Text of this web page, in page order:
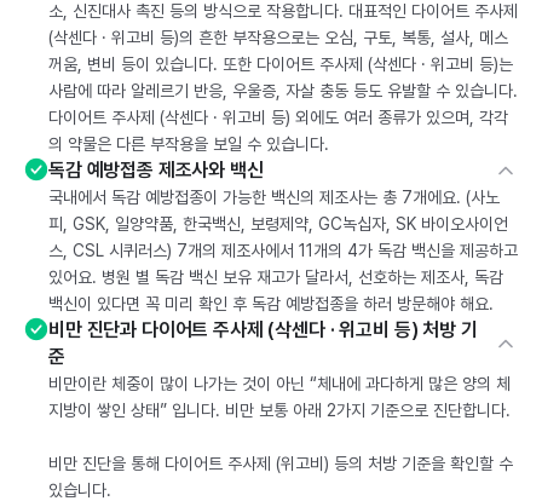
소, 신진대사 촉진 등의 방식으로 작용합니다. 대표적인 다이어트 주사제
(삭센다 · 위고비 등)의 흔한 부작용으로는 오심, 구토, 복통, 설사, 메스
꺼움, 변비 등이 있습니다. 또한 다이어트 주사제 (삭센다 · 위고비 등)는
사람에 따라 알레르기 반응, 우울증, 자살 충동 등도 유발할 수 있습니다.
다이어트 주사제 (삭센다 · 위고비 등) 외에도 여러 종류가 있으며, 각각
의 약물은 다른 부작용을 보일 수 있습니다.
독감 예방접종 제조사와 백신
국내에서 독감 예방접종이 가능한 백신의 제조사는 총 7개에요. (사노
피, GSK, 일양약품, 한국백신, 보령제약, GC녹십자, SK 바이오사이언
스, CSL 시퀴러스) 7개의 제조사에서 11개의 4가 독감 백신을 제공하고
있어요. 병원 별 독감 백신 보유 재고가 달라서, 선호하는 제조사, 독감
백신이 있다면 꼭 미리 확인 후 독감 예방접종을 하러 방문해야 해요.
비만 진단과 다이어트 주사제 (삭센다 · 위고비 등) 처방 기
준
비만이란 체중이 많이 나가는 것이 아닌 “체내에 과다하게 많은 양의 체
지방이 쌓인 상태” 입니다. 비만 보통 아래 2가지 기준으로 진단합니다.
비만 진단을 통해 다이어트 주사제 (위고비) 등의 처방 기준을 확인할 수
있습니다.